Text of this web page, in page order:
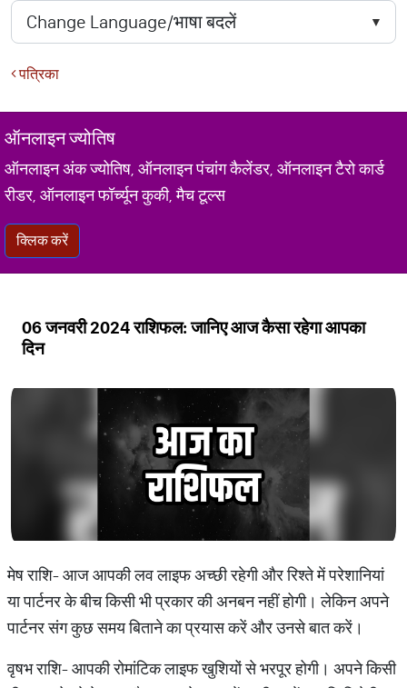
पत्रिका
ऑनलाइन ज्योतिष
ऑनलाइन अंक ज्योतिष, ऑनलाइन पंचांग कैलेंडर, ऑनलाइन टैरो कार्ड
रीडर, ऑनलाइन फॉर्च्यून कुकी, मैच टूल्स
क्लिक करें
06 जनवरी 2024 राशिफल: जानिए आज कैसा रहेगा आपका
दिन
मेष राशि- आज आपकी लव लाइफ अच्छी रहेगी और रिश्ते में परेशानियां
या पार्टनर के बीच किसी भी प्रकार की अनबन नहीं होगी। लेकिन अपने
पार्टनर संग कुछ समय बिताने का प्रयास करें और उनसे बात करें।
वृषभ राशि- आपकी रोमांटिक लाइफ खुशियों से भरपूर होगी। अपने किसी